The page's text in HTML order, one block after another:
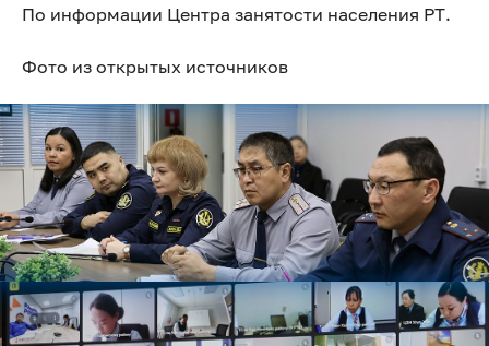
По информации Центра занятости населения РТ.
Фото из открытых источников